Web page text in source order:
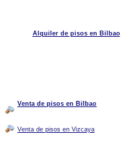
Alquiler de pisos en Bilbao
Venta de pisos en Bilbao
Venta de pisos en Vizcaya